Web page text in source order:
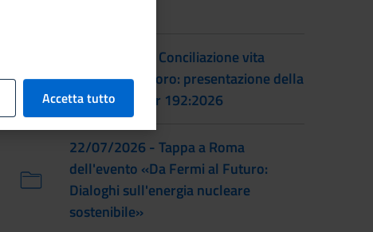
22/07/2026 - Conciliazione vita
familiare e lavoro: presentazione della
prassi UNI/Pdr 192:2026
22/07/2026 - Tappa a Roma
dell'evento «Da Fermi al Futuro:
Dialoghi sull'energia nucleare
sostenibile»
Accetta tutto